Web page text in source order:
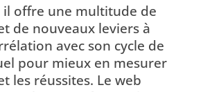
il offre une multitude de
de nouveaux leviers à
avec son cycle de
pour mieux en mesurer
les réussites. Le web